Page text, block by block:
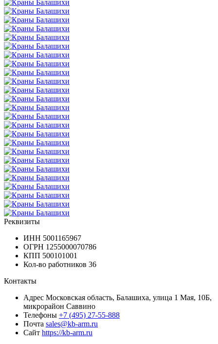
Реквизиты
ИНН 5001165967
ОГРН 1255000070786
КПП 500101001
Кол-во работников 36
Контакты
Адрес Московская область, Балашиха, улица 1 Мая, 10Б,
микрорайон Саввино
Телефоны +7 (495) 27-55-888
Почта sales@kb-arm.ru
Сайт https://kb-arm.ru